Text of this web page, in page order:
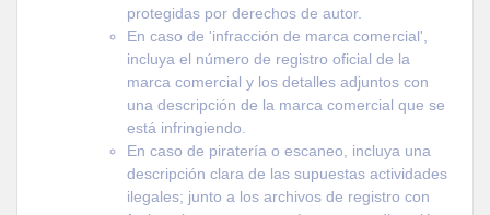
protegidas por derechos de autor.
En caso de 'infracción de marca comercial',
incluya el número de registro oficial de la
marca comercial y los detalles adjuntos con
una descripción de la marca comercial que se
está infringiendo.
En caso de piratería o escaneo, incluya una
descripción clara de las supuestas actividades
ilegales; junto a los archivos de registro con